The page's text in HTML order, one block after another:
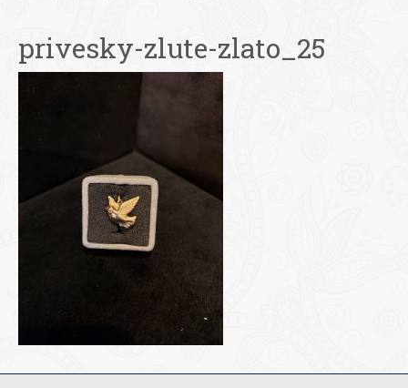
privesky-zlute-zlato_25